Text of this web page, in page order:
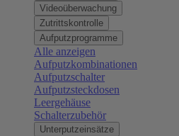
Videoüberwachung
Zutrittskontrolle
Aufputzprogramme
Alle anzeigen
Aufputzkombinationen
Aufputzschalter
Aufputzsteckdosen
Leergehäuse
Schalterzubehör
Unterputzeinsätze